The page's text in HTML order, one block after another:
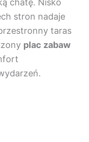
chatę. Nisko
stron nadaje
taras
plac zabaw